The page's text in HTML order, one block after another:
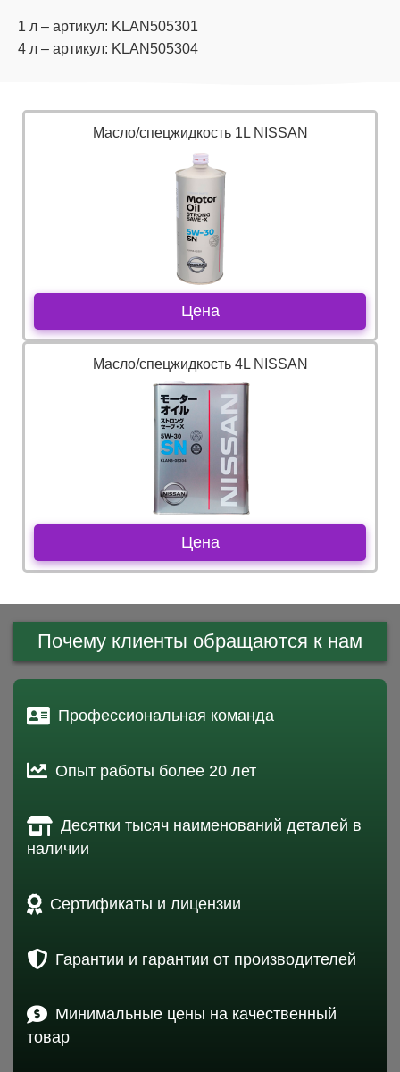
1 л – артикул: KLAN505301
4 л – артикул: KLAN505304
Масло/спецжидкость 1L NISSAN
Цена
Масло/спецжидкость 4L NISSAN
Цена
Почему клиенты обращаются к нам
Профессиональная команда
Опыт работы более 20 лет
Десятки тысяч наименований деталей в
наличии
Сертификаты и лицензии
Гарантии и гарантии от производителей
Минимальные цены на качественный
товар